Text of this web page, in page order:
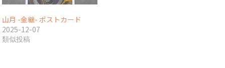
山月 -金継- ポストカード
2025-12-07
類似投稿